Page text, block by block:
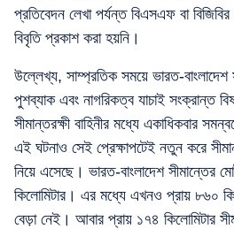
প্রতিবেদন লেখা পর্যন্ত বিএসএফ বা
বিবৃতি প্রকাশ করা হয়নি।
উল্লেখ্য, সাম্প্রতিক সময়ে ভারত-
পুশব্যাক এবং নাগরিকত্ব যাচাই সংক্রান্ত
সীমান্তরক্ষী বাহিনীর মধ্যে একাধিকবার
এই ঘটনাও সেই প্রেক্ষাপটেই নতুন করে
নিয়ে এসেছে। ভারত-বাংলাদেশ সীমান্তের
কিলোমিটার। এর মধ্যে এখনও প্রায় ৮৬০
বেড়া নেই। আবার প্রায় ১৭৪ কিলোমিটার